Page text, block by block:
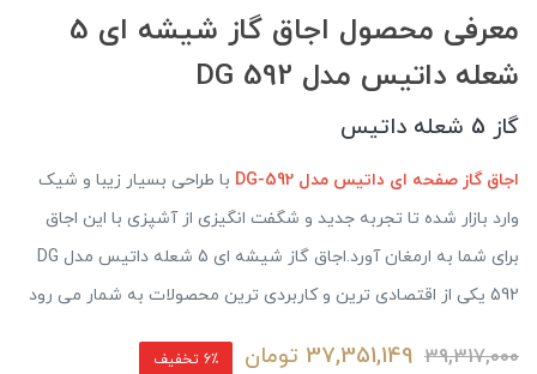
معرفی محصول اجاق گاز شیشه ای 5
شعله داتیس مدل DG 592
گاز 5 شعله داتیس
اجاق گاز صفحه ای داتیس مدل DG-592
با طراحی بسیار زیبا و شیک
وارد بازار شده تا تجربه جدید و شگفت انگیزی از آشپزی با این اجاق
برای شما به ارمغان آورد.اجاق گاز شیشه ای 5 شعله داتیس مدل DG
592 یکی از اقتصادی ترین و کاربردی ترین محصولات به شمار می رود
39,317,000
37,351,149 تومان 6٪ تخفیف